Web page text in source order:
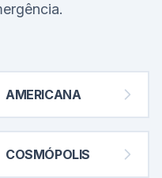
AMERICANA
COSMÓPOLIS